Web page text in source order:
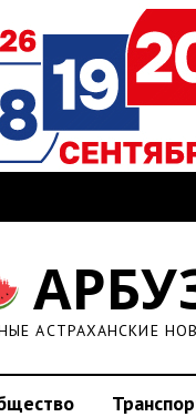
АСТРАХАНСКИЕ